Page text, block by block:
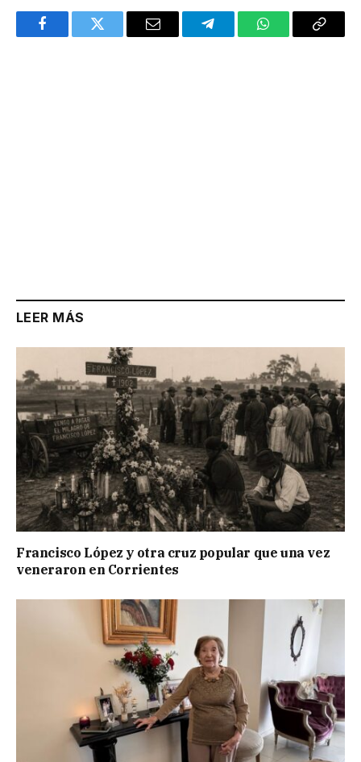
FacebookTwitter Email TelegramWhatsAppCopy
LEER MÁS
Francisco López y otra cruz popular que una vez
veneraron en Corrientes